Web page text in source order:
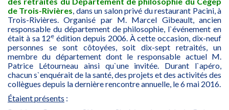
de Trois-Rivières , dans un salon privé du restaurant Pacini, à
Trois-Rivières. Organisé par M. Marcel Gibeault, ancien
responsable du département de philosophie, l`événement en
était à sa 12e édition depuis 2006. À cette occasion, dix-neuf
personnes se sont côtoyées, soit dix-sept retraités, un
membre du département dont le responsable actuel M.
Patrice Létourneau ainsi qu`une invitée. Durant l`apéro,
chacun s`enquérait de la santé, des projets et des activités des
collègues depuis la dernière rencontre annuelle, le 6 mai 2016.
Étaient présents :